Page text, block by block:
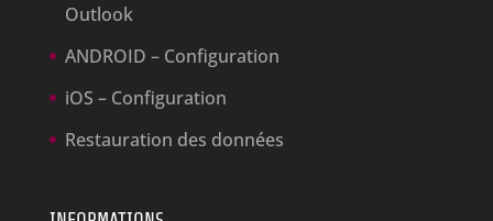
Outlook
ANDROID – Configuration
iOS – Configuration
Restauration des données